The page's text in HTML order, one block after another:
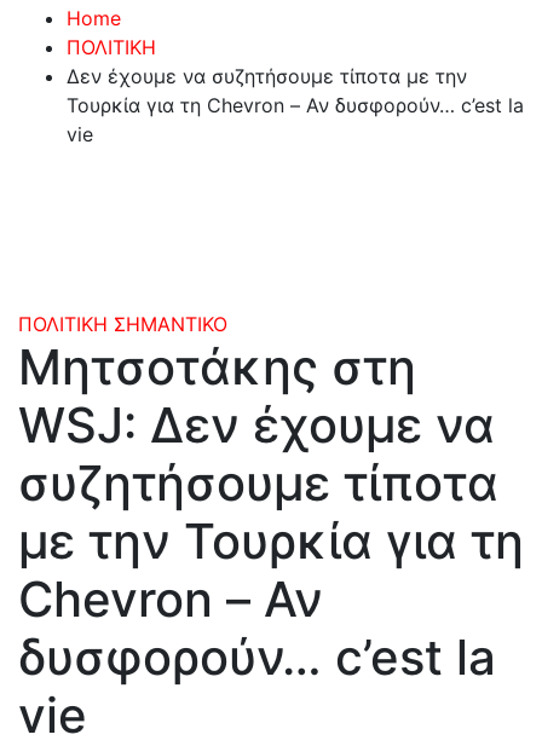
Home
ΠΟΛΙΤΙΚΗ
Δεν έχουμε να συζητήσουμε τίποτα με την
Τουρκία για τη Chevron – Αν δυσφορούν… c’est la
vie
ΠΟΛΙΤΙΚΗ ΣΗΜΑΝΤΙΚΟ
Μητσοτάκης στη
WSJ: Δεν έχουμε να
συζητήσουμε τίποτα
με την Τουρκία για τη
Chevron – Αν
δυσφορούν… c’est la
vie